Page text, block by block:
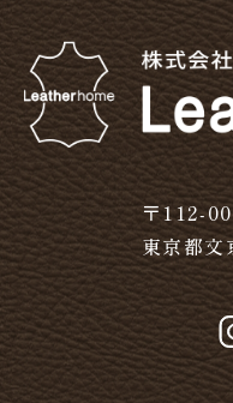
〒112-
東京都